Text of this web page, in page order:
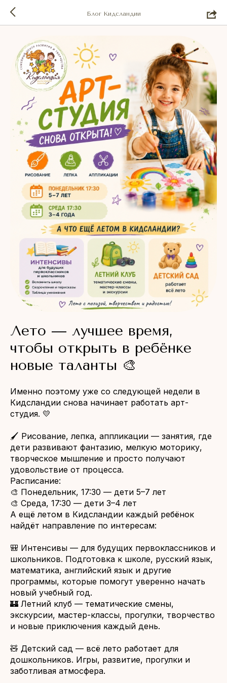
Блог Кидсландии
Лето — лучшее время,
чтобы открыть в ребёнке
новые таланты 🎨
Именно поэтому уже со следующей недели в
Кидсландии снова начинает работать арт-
студия. 💛
🖌 Рисование, лепка, аппликации — занятия, где
дети развивают фантазию, мелкую моторику,
творческое мышление и просто получают
удовольствие от процесса.
Расписание:
🎨 Понедельник, 17:30 — дети 5–7 лет
🎨 Среда, 17:30 — дети 3–4 лет
А ещё летом в Кидсландии каждый ребёнок
найдёт направление по интересам:
🎒 Интенсивы — для будущих первоклассников и
школьников. Подготовка к школе, русский язык,
математика, английский язык и другие
программы, которые помогут уверенно начать
новый учебный год.
🏰 Летний клуб — тематические смены,
экскурсии, мастер-классы, прогулки, творчество
и новые приключения каждый день.
🧸 Детский сад — всё лето работает для
дошкольников. Игры, развитие, прогулки и
заботливая атмосфера.